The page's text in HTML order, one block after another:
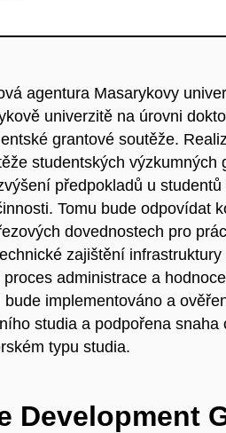
agentura Masarykovy
univerzitě na úrovni
grantové soutěže.
studentských výzkumných
předpokladů u
Tomu bude odpovídat
dovednostech pro
zajištění
administrace a
implementováno a
studia a podpořena
typu studia.
Development